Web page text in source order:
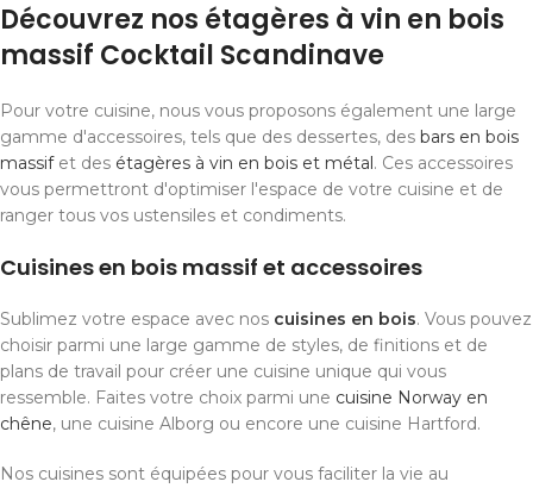
Découvrez nos étagères à vin en bois
massif Cocktail Scandinave
Pour votre cuisine, nous vous proposons également une large
gamme d'accessoires, tels que des dessertes, des bars en bois
massifet des étagères à vin en bois et métal . Ces accessoires
vous permettront d'optimiser l'espace de votre cuisine et de
ranger tous vos ustensiles et condiments.
Cuisines en bois massif et accessoires
Sublimez votre espace avec nos cuisines en bois. Vous pouvez
choisir parmi une large gamme de styles, de finitions et de
plans de travail pour créer une cuisine unique qui vous
ressemble. Faites votre choix parmi une cuisine Norway en
chêne, une cuisine Alborg ou encore une cuisine Hartford.
Nos cuisines sont équipées pour vous faciliter la vie au